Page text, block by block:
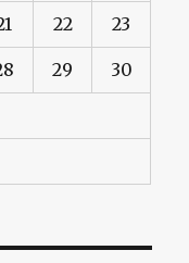
22 23
29 30